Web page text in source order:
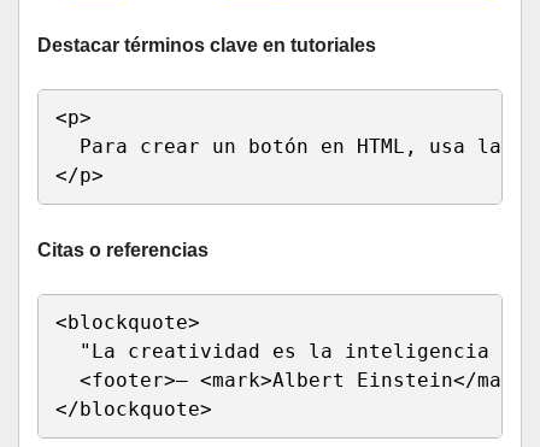
Destacar términos clave en tutoriales
<p>
Para crear un botón en HTML, usa la
</p>
Citas o referencias
<blockquote>
"La creatividad es la inteligencia
<footer>— <mark>Albert Einstein</
</blockquote>